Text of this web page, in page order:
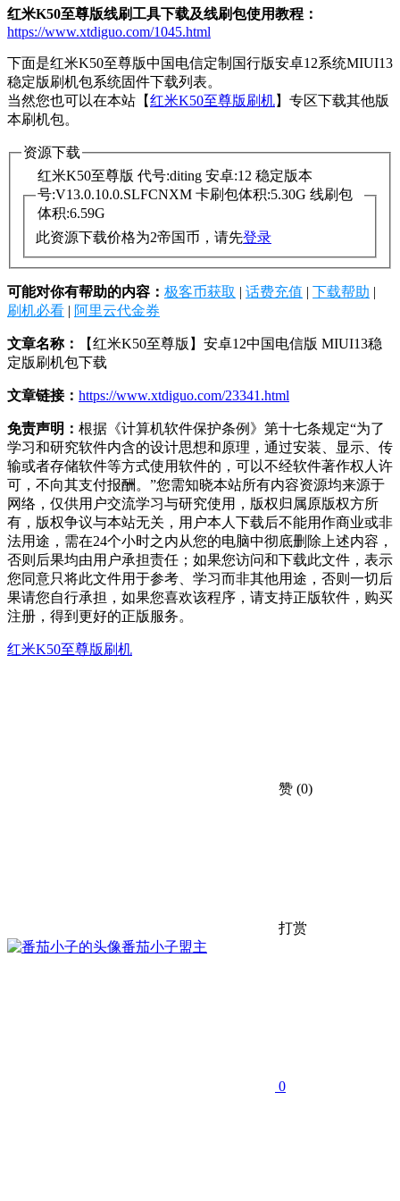
红米K50至尊版线刷工具下载及线刷包使用教程：
https://www.xtdiguo.com/1045.html
下面是红米K50至尊版中国电信定制国行版安卓12系统MIUI13
稳定版刷机包系统固件下载列表。
当然您也可以在本站【红米K50至尊版刷机】专区下载其他版
本刷机包。
资源下载
红米K50至尊版 代号:diting 安卓:12 稳定版本
号:V13.0.10.0.SLFCNXM 卡刷包体积:5.30G 线刷包
体积:6.59G
此资源下载价格为2帝国币，请先登录
可能对你有帮助的内容： 极客币获取 | 话费充值 | 下载帮助 |
刷机必看 | 阿里云代金券
文章名称：
【红米K50至尊版】安卓12中国电信版 MIUI13稳
定版刷机包下载
文章链接： https://www.xtdiguo.com/23341.html
免责声明： 根据《计算机软件保护条例》第十七条规定“为了
学习和研究软件内含的设计思想和原理，通过安装、显示、传
输或者存储软件等方式使用软件的，可以不经软件著作权人许
可，不向其支付报酬。”您需知晓本站所有内容资源均来源于
网络，仅供用户交流学习与研究使用，版权归属原版权方所
有，版权争议与本站无关，用户本人下载后不能用作商业或非
法用途，需在24个小时之内从您的电脑中彻底删除上述内容，
否则后果均由用户承担责任；如果您访问和下载此文件，表示
您同意只将此文件用于参考、学习而非其他用途，否则一切后
果请您自行承担，如果您喜欢该程序，请支持正版软件，购买
注册，得到更好的正版服务。
红米K50至尊版刷机
赞 (0)
打赏
番茄小子盟主
0